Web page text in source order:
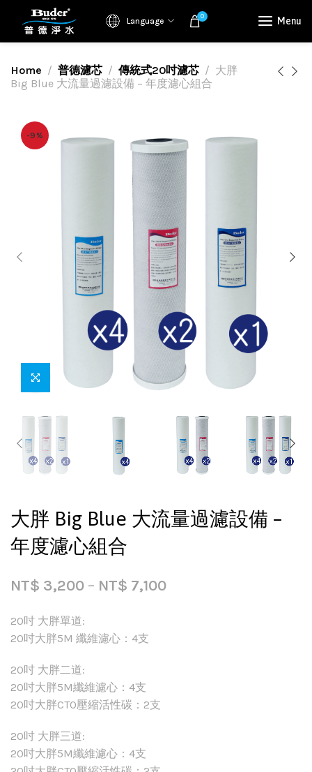
Language 0 Menu
Home 普德濾芯 傳統式20吋濾芯
大胖
Big Blue 大流量過濾設備 – 年度濾心組合
-9%
大胖 Big Blue 大流量過濾設備 –
年度濾心組合
NT$ 3,200 – NT$ 7,100
20吋 大胖單道:
20吋大胖5M 纖維濾心：4支
20吋 大胖二道:
20吋大胖5M纖維濾心：4支
20吋大胖CTO壓縮活性碳：2支
20吋 大胖三道:
20吋大胖5M纖維濾心：4支